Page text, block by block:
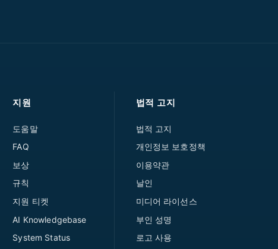
지원
도움말
FAQ
보상
규칙
지원 티켓
AI Knowledgebase
System Status
법적 고지
법적 고지
개인정보 보호정책
이용약관
날인
미디어 라이선스
부인 성명
로고 사용